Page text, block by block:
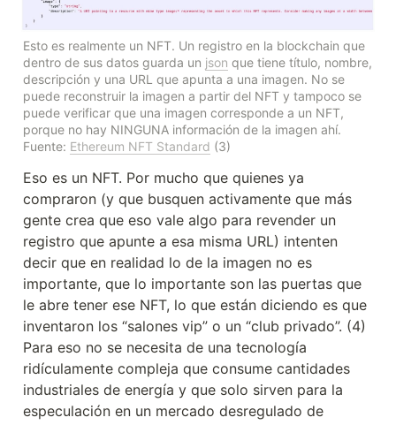
Esto es realmente un NFT. Un registro en la blockchain que
dentro de sus datos guarda un json que tiene título, nombre,
descripción y una URL que apunta a una imagen. No se
puede reconstruir la imagen a partir del NFT y tampoco se
puede verificar que una imagen corresponde a un NFT,
porque no hay NINGUNA información de la imagen ahí.
Fuente: Ethereum NFT Standard (3)
Eso es un NFT. Por mucho que quienes ya
compraron (y que busquen activamente que más
gente crea que eso vale algo para revender un
registro que apunte a esa misma URL) intenten
decir que en realidad lo de la imagen no es
importante, que lo importante son las puertas que
le abre tener ese NFT, lo que están diciendo es que
inventaron los “salones vip” o un “club privado”. (4)
Para eso no se necesita de una tecnología
ridículamente compleja que consume cantidades
industriales de energía y que solo sirven para la
especulación en un mercado desregulado de